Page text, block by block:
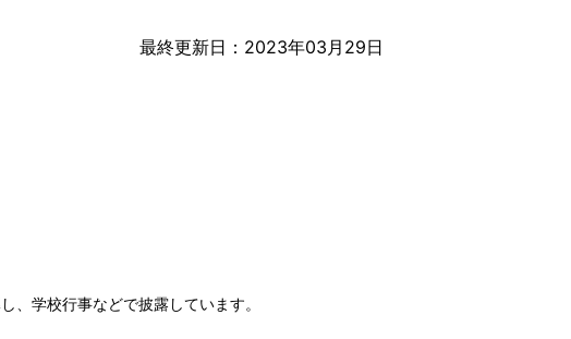
最終更新日：2023年03月29日
、学校行事などで披露しています。